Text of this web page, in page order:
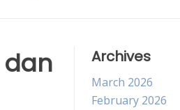
dan
Archives
March 2026
February 2026